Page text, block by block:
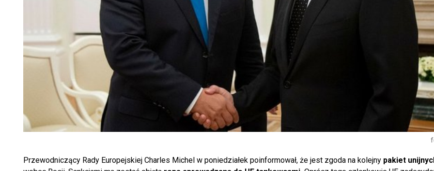
Przewodniczący Rady Europejskiej Charles Michel w poniedziałek poinformował, że jest zgoda na kolejny pakiet